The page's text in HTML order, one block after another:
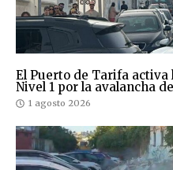
El Puerto de Tarifa activa
Nivel 1 por la avalancha
1 agosto 2026